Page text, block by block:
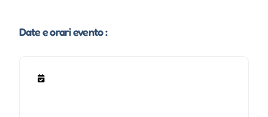
Date e orari evento :